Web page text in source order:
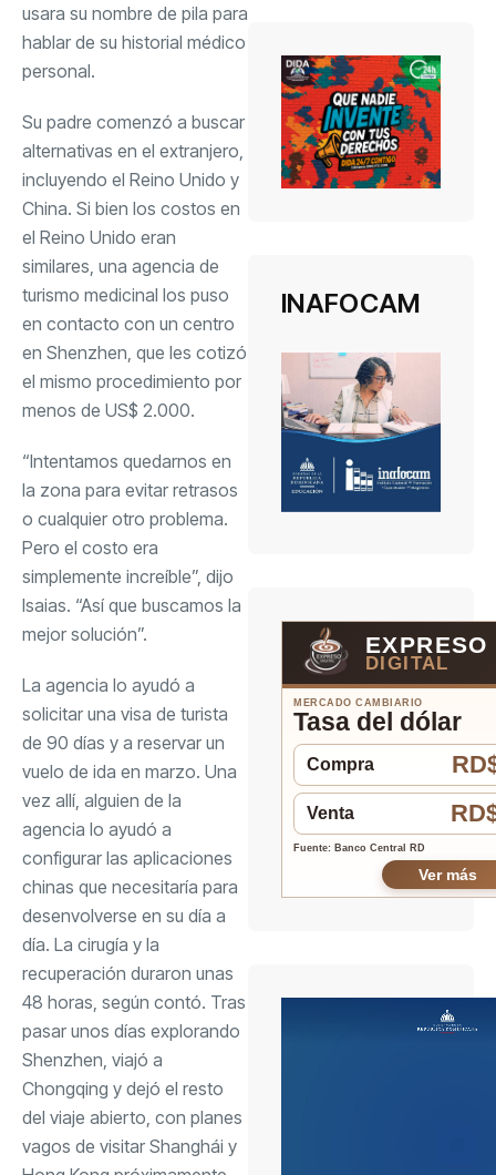
usara su nombre de pila para
hablar de su historial médico
personal.
Su padre comenzó a buscar
alternativas en el extranjero,
incluyendo el Reino Unido y
China. Si bien los costos en
el Reino Unido eran
similares, una agencia de
turismo medicinal los puso
en contacto con un centro
en Shenzhen, que les cotizó
el mismo procedimiento por
menos de US$ 2.000.
“Intentamos quedarnos en
la zona para evitar retrasos
o cualquier otro problema.
Pero el costo era
simplemente increíble”, dijo
Isaias. “Así que buscamos la
mejor solución”.
La agencia lo ayudó a
solicitar una visa de turista
de 90 días y a reservar un
vuelo de ida en marzo. Una
vez allí, alguien de la
agencia lo ayudó a
configurar las aplicaciones
chinas que necesitaría para
desenvolverse en su día a
día. La cirugía y la
recuperación duraron unas
48 horas, según contó. Tras
pasar unos días explorando
Shenzhen, viajó a
Chongqing y dejó el resto
del viaje abierto, con planes
vagos de visitar Shanghái y
INAFOCAM
EXPRESO
DIGITAL
MERCADO CAMBIARIO
Tasa del dólar
Compra
Venta
Fuente: Banco Central RD
Ver más